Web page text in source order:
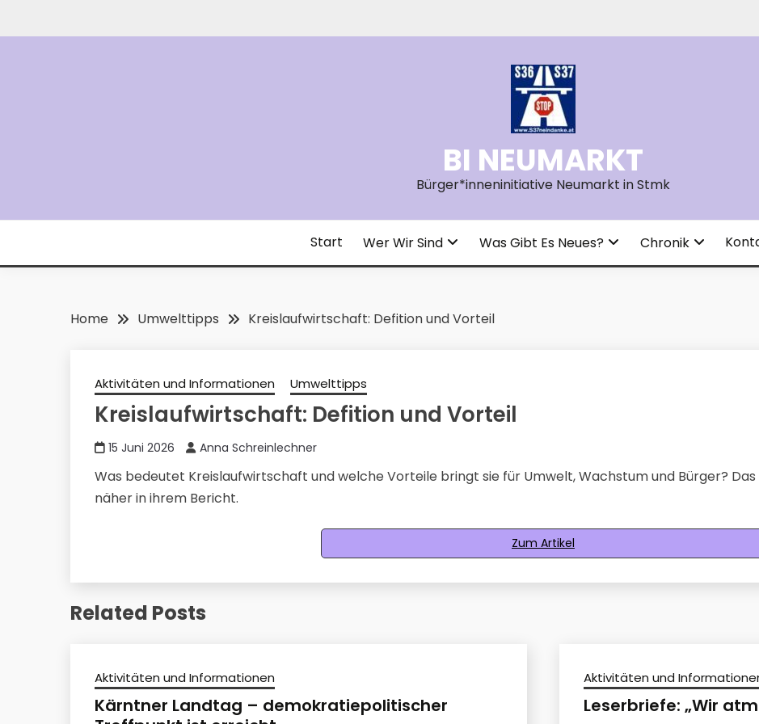
BI NEUMARKT
Bürger*inneninitiative Neumarkt in Stmk
Start Wer Wir Sind Was Gibt Es Neues? Chronik
Home Umwelttipps Kreislaufwirtschaft: Defition und Vorteil
Aktivitäten und Informationen Umwelttipps
Kreislaufwirtschaft: Defition und Vorteil
15 Juni 2026 Anna Schreinlechner
Was bedeutet Kreislaufwirtschaft und welche Vorteile bringt sie für Umwelt, Wachstum und Bürger?
näher in ihrem Bericht.
Zum Artikel
Related Posts
Aktivitäten und Informationen
Kärntner Landtag – demokratiepolitischer
Aktivitäten und
Leserbriefe: „Wir